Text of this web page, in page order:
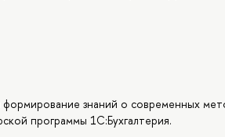
знаний о современных
программы 1С:Бухгалтерия.